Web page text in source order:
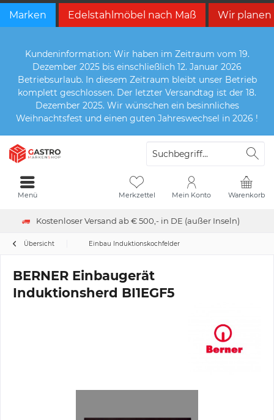
Marken Edelstahlmöbel nach Maß Wir planen
Kundeninformation: Wir haben im Zeitraum vom 19.
Dezember 2025 bis einschließlich 12. Januar 2026
Betriebsurlaub. In diesem Zeitraum bleibt unser Betrieb
komplett geschlossen. Der letzter Versandtag ist der 18.
Dezember 2025. Wir wünschen ein besinnliches
Weihnachtsfest und einen guten Jahreswechsel in 2026 !
Kostenloser Versand ab € 500,- in DE (außer Inseln)
Warenkorb
Merkzettel Mein Konto
Menü
Übersicht Einbau Induktionskochfelder
BERNER Einbaugerät
Induktionsherd BI1EGF5